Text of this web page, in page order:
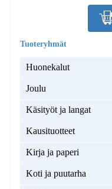
Huonekalut
Joulu
Käsityöt ja langat
Kausituotteet
Kirja ja paperi
Koti ja puutarha